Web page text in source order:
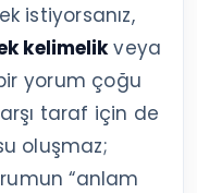
istiyorsanız,
kelimelikveya
yorum çoğu
taraf için de
oluşmaz;
“anlam